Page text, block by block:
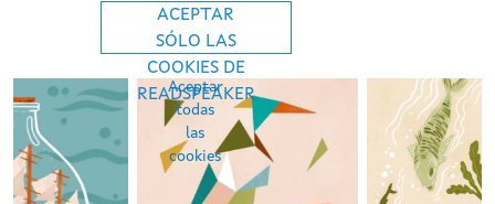
ACEPTAR
SÓLO LAS
COOKIES DE
READSPEAKER
Aceptar
todas
las
cookies